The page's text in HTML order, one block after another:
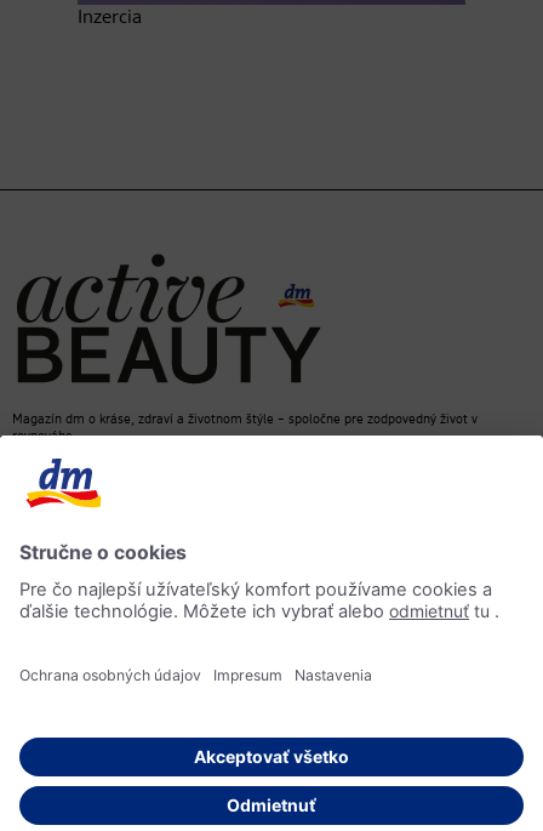
Inzercia
Magazín dm o kráse, zdraví a životnom štýle – spoločne pre zodpovedný život v
rovnováhe
© 2026 dm drogerie markt, spol. s r.o.